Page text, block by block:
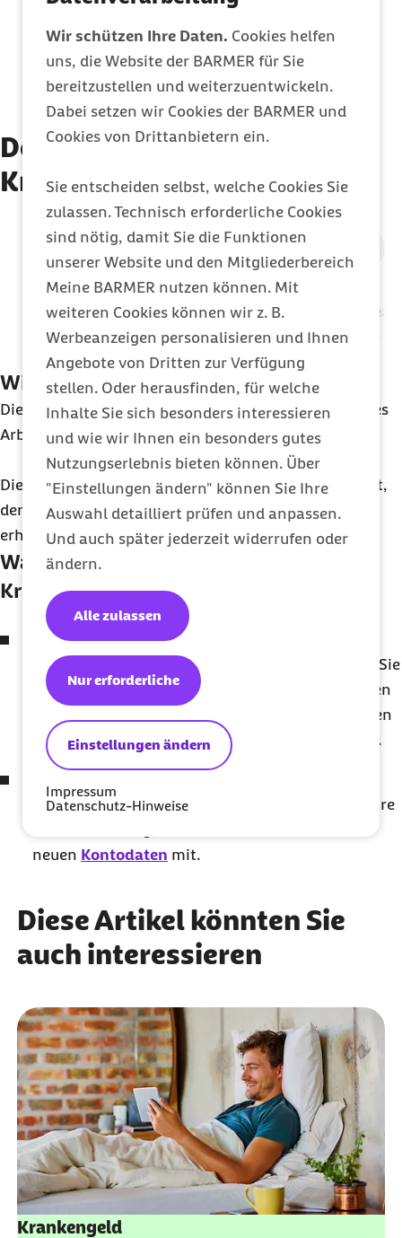
Wir schützen Ihre Daten. Cookies helfen
uns, die Website der BARMER für Sie
bereitzustellen und weiterzuentwickeln.
Dabei setzen wir Cookies der BARMER und
Cookies von Drittanbietern ein.
Sie entscheiden selbst, welche Cookies Sie
zulassen. Technisch erforderliche Cookies
sind nötig, damit Sie die Funktionen
unserer Website und den Mitgliederbereich
Meine BARMER nutzen können. Mit
weiteren Cookies können wir z. B.
Werbeanzeigen personalisieren und Ihnen
Angebote von Dritten zur Verfügung
stellen. Oder herausfinden, für welche
Inhalte Sie sich besonders interessieren
und wie wir Ihnen ein besonders gutes
Nutzungserlebnis bieten können. Über
"Einstellungen ändern" können Sie Ihre
Auswahl detailliert prüfen und anpassen.
Und auch später jederzeit widerrufen oder
ändern.
Einstellungen ändern
Nur erforderliche
Alle zulassen
Impressum
Datenschutz-Hinweise
ausgezahlt wurde
Meine Barmer entdecken
Details zum Thema
Krankengeld
Berechnung Auszahlung Digitaler
Wie hoch ist das Krankengeld?
Die Höhe des Krankengeldes entspricht der Höhe Ihres
Arbeitslosengeldes.
Die Bundesagentur für Arbeit teilt uns den Betrag mit,
den Sie unmittelbar vor Beginn der Krankschreibung
erhalten haben.
Was wird für die Berechnung des
Krankengelds benötigt?
Krankengeld-Fragebogen
Vor Beginn der Krankengeldzahlung bekommen Sie
ein Informationsschreiben mit einem Fragebogen
zum Krankengeld. Die Fragen können Sie über den
Antwort-Code ganz einfach online beantworten.
Ändert sich während des Krankengeldbezuges Ihre
neuen Kontodaten mit.
Diese Artikel könnten Sie
auch interessieren
Krankengeld